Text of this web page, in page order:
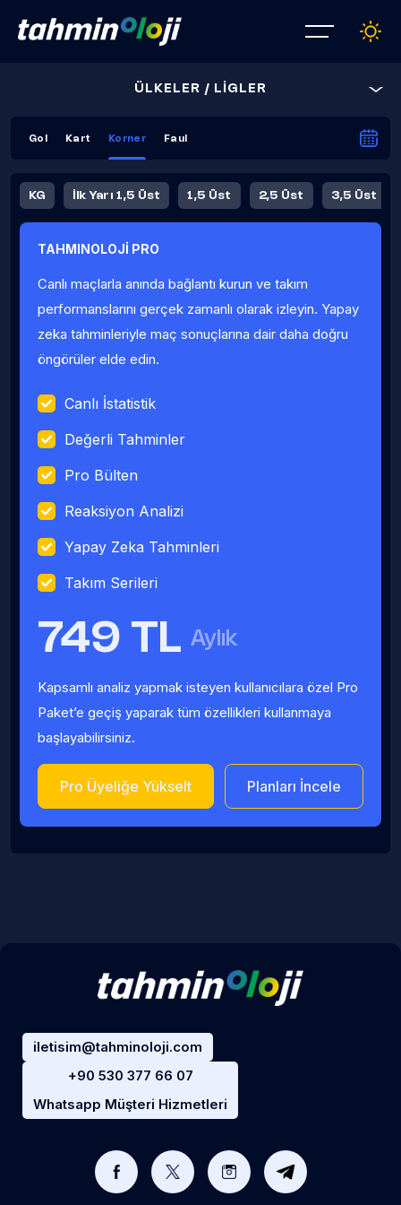
ÜLKELER / LİGLER
Gol Kart Korner Faul
KG İlk Yarı 1,5 Üst 1,5 Üst 2,5 Üst 3,5 Üst
Fauller Ortalama
TAHMINOLOJİ PRO
Canlı maçlarla anında bağlantı kurun ve takım
performanslarını gerçek zamanlı olarak izleyin. Yapay
zeka tahminleriyle maç sonuçlarına dair daha doğru
öngörüler elde edin.
Canlı İstatistik
Değerli Tahminler
Pro Bülten
Reaksiyon Analizi
Yapay Zeka Tahminleri
Takım Serileri
749 TL Aylık
Kapsamlı analiz yapmak isteyen kullanıcılara özel Pro
Paket’e geçiş yaparak tüm özellikleri kullanmaya
başlayabilirsiniz.
Pro Üyeliğe Yükselt Planları İncele
iletisim@tahminoloji.com
+90 530 377 66 07
Whatsapp Müşteri Hizmetleri